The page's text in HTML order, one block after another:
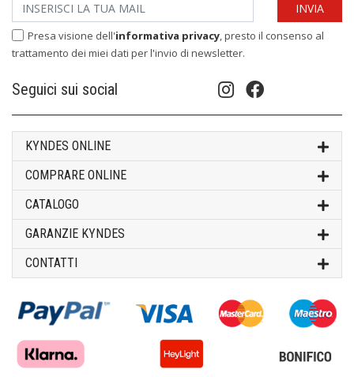
Presa visione dell'informativa privacy, presto il consenso al
trattamento dei miei dati per l'invio di newsletter.
Seguici sui social
KYNDES ONLINE
COMPRARE ONLINE
CATALOGO
GARANZIE KYNDES
CONTATTI